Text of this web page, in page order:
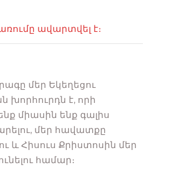
ավարտվել է։
մեր Եկեղեցու
խորհուրդն է, որի
միասին ենք գալիս
մեր հավատքը
և Հիսուս Քրիստոսին մեր
համար։